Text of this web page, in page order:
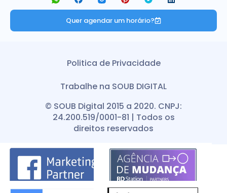
Quer agendar um horário?
Politica de Privacidade
Trabalhe na SOUB DIGITAL
© SOUB Digital 2015 a 2020. CNPJ:
24.200.519/0001-81 | Todos os
direitos reservados